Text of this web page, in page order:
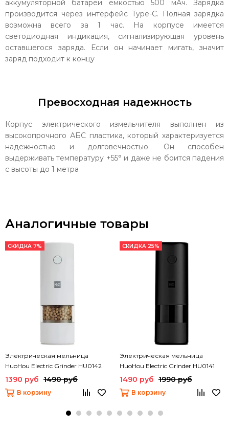
аккумуляторной батареи емкостью 500 мАч. Зарядка
производится через интерфейс Type-C. Полная зарядка
возможна всего за 1 час. На корпусе имеется
светодиодная индикация, сигнализирующая уровень
оставшегося заряда. Если он начинает мигать, значит
заряд подходит к концу
Превосходная надежность
Корпус электрического измельчителя выполнен из
высокопрочного АБС пластика, который характеризуется
надежностью и долговечностью. Он способен
выдерживать температуру +55° и даже не боится падения
с высоты до 1 метра
Аналогичные товары
СКИДКА 7%
Электрическая мельница
HuoHou Electric Grinder HU0142
1390 руб 1490 руб
В корзину
СКИДКА 25%
Электрическая мельница
HuoHou Electric Grinder HU0141
1490 руб 1990 руб
В корзину